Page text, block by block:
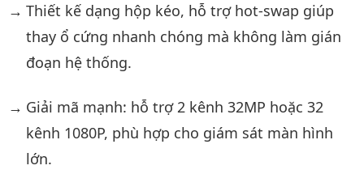
Thiết kế dạng hộp kéo, hỗ trợ hot-swap giúp
thay ổ cứng nhanh chóng mà không làm gián
đoạn hệ thống.
Giải mã mạnh: hỗ trợ 2 kênh 32MP hoặc 32
kênh 1080P, phù hợp cho giám sát màn hình
lớn.